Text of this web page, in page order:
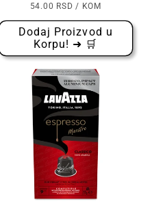
CENA
KOMADU
54.00 RSD / PO
KOM
Dodaj Proizvod u
Korpu! ➜ 🛒